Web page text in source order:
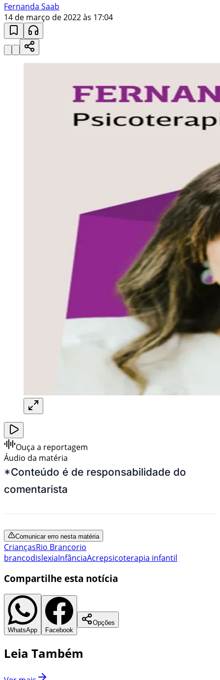
Fernanda Saab
14 de março de 2022 às 17:04
Ouça a reportagem
Áudio da matéria
*Conteúdo é de responsabilidade do
comentarista
Comunicar erro nesta matéria
CriançasRio Brancorio
brancodislexiaInfânciaAcrepsicoterapia infantil
Compartilhe esta notícia
WhatsApp Facebook
Opções
Leia Também